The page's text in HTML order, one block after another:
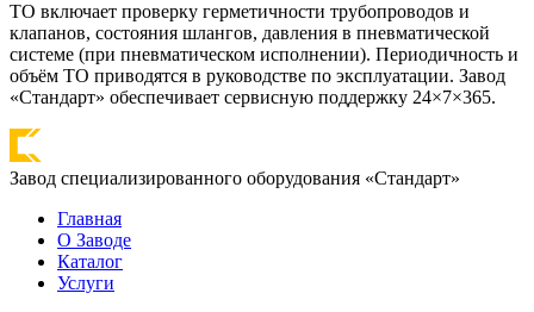
ТО включает проверку герметичности трубопроводов и
клапанов, состояния шлангов, давления в пневматической
системе (при пневматическом исполнении). Периодичность и
объём ТО приводятся в руководстве по эксплуатации. Завод
«Стандарт» обеспечивает сервисную поддержку 24×7×365.
Завод специализированного оборудования «Стандарт»
Главная
О Заводе
Каталог
Услуги